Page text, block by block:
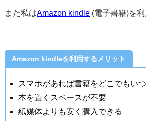
また私はAmazon kindle (電子書籍)を利
Amazon kindleを利用するメリット
スマホがあれば書籍をどこでもい
本を置くスペースが不要
紙媒体よりも安く購入できる